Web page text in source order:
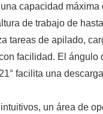
capacidad máxima
de trabajo de
tareas de apilado,
facilidad. El ángulo
facilita una
un área de